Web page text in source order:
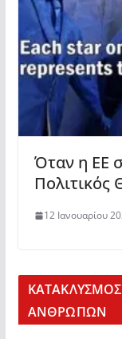
Όταν η ΕΕ
Πολιτικός
12 Ιανουαρίου
ΑΝΘΡΩΠΩΝ